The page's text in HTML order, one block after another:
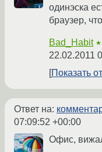
одинэска
браузер,
Bad_Habit ★
22.02.2011
Показать
Ответ на:
07:09:52 +00:00
Офис,